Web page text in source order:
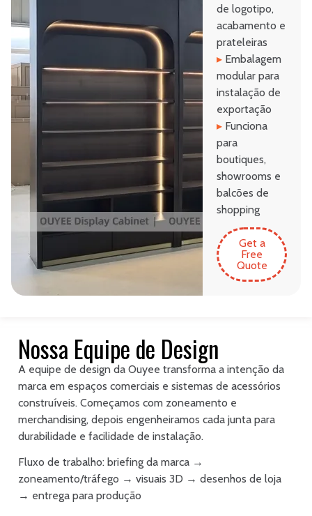
de logotipo,
acabamento e
prateleiras
▸ Embalagem
modular para
instalação de
exportação
▸ Funciona
para
boutiques,
showrooms e
balcões de
shopping
Get a
Free
Quote
Nossa Equipe de Design
A equipe de design da Ouyee transforma a intenção da
marca em espaços comerciais e sistemas de acessórios
construíveis. Começamos com zoneamento e
merchandising, depois engenheiramos cada junta para
durabilidade e facilidade de instalação.
Fluxo de trabalho: briefing da marca →
zoneamento/tráfego → visuais 3D → desenhos de loja
→ entrega para produção